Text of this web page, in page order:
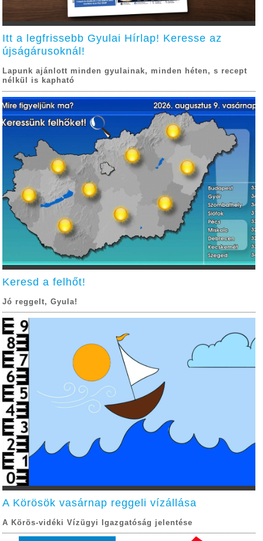
Itt a legfrissebb Gyulai Hírlap! Keresse az
újságárusoknál!
Lapunk ajánlott minden gyulainak, minden héten, s recept
nélkül is kapható
Keresd a felhőt!
Jó reggelt, Gyula!
A Körösök vasárnap reggeli vízállása
A Körös-vidéki Vízügyi Igazgatóság jelentése